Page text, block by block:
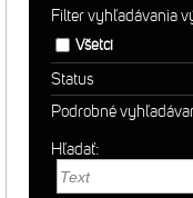
Filter vyhľadávania
Všetci
Status
Podrobné
Hľadať: